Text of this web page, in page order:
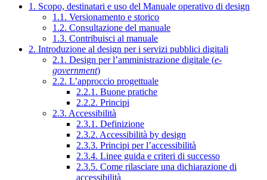
1. Scopo, destinatari e uso del Manuale operativo di design
1.1. Versionamento e storico
1.2. Consultazione del manuale
1.3. Contribuisci al manuale
2. Introduzione al design per i servizi pubblici digitali
2.1. Design per l’amministrazione digitale (e-
government)
2.2. L’approccio progettuale
2.2.1. Buone pratiche
2.2.2. Principi
2.3. Accessibilità
2.3.1. Definizione
2.3.2. Accessibilità by design
2.3.3. Principi per l’accessibilità
2.3.4. Linee guida e criteri di successo
2.3.5. Come rilasciare una dichiarazione di
accessibilità